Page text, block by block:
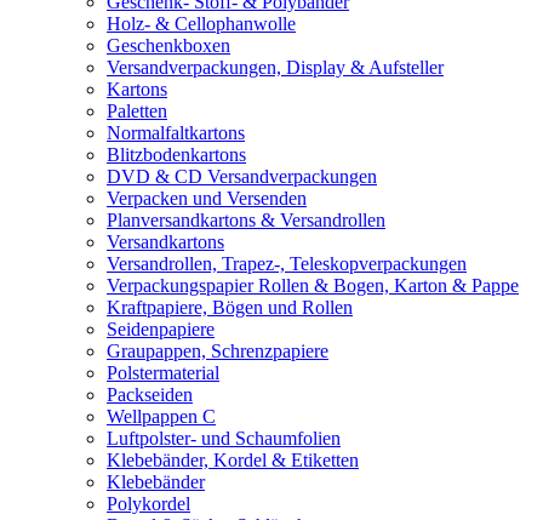
Holz- & Cellophanwolle
Geschenkboxen
Versandverpackungen, Display & Aufsteller
Kartons
Paletten
Normalfaltkartons
Blitzbodenkartons
DVD & CD Versandverpackungen
Verpacken und Versenden
Planversandkartons & Versandrollen
Versandkartons
Versandrollen, Trapez-, Teleskopverpackungen
Verpackungspapier Rollen & Bogen, Karton & Pappe
Kraftpapiere, Bögen und Rollen
Seidenpapiere
Graupappen, Schrenzpapiere
Polstermaterial
Packseiden
Wellpappen C
Luftpolster- und Schaumfolien
Klebebänder, Kordel & Etiketten
Klebebänder
Polykordel